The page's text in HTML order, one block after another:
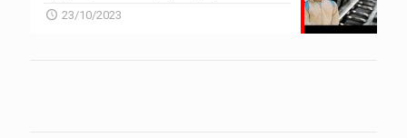
23/10/2023